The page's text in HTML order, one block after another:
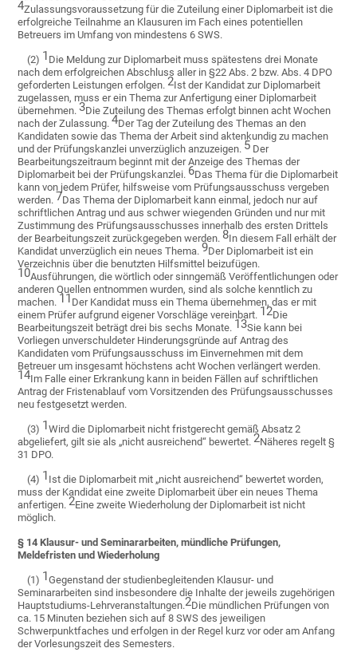
4Zulassungsvoraussetzung für die Zuteilung einer Diplomarbeit ist die
erfolgreiche Teilnahme an Klausuren im Fach eines potentiellen
Betreuers im Umfang von mindestens 6 SWS.
(2) 1 Die Meldung zur Diplomarbeit muss spätestens drei Monate
nach dem erfolgreichen Abschluss aller in §22 Abs. 2 bzw. Abs. 4 DPO
geforderten Leistungen erfolgen. 2Ist der Kandidat zur Diplomarbeit
zugelassen, muss er ein Thema zur Anfertigung einer Diplomarbeit
übernehmen.3Die Zuteilung des Themas erfolgt binnen acht Wochen
nach der Zulassung.4Der Tag der Zuteilung des Themas an den
Kandidaten sowie das Thema der Arbeit sind aktenkundig zu machen
und der Prüfungskanzlei unverzüglich anzuzeigen. 5 Der
Bearbeitungszeitraum beginnt mit der Anzeige des Themas der
Diplomarbeit bei der Prüfungskanzlei. 6Das Thema für die Diplomarbeit
kann von jedem Prüfer, hilfsweise vom Prüfungsausschuss vergeben
werden. 7Das Thema der Diplomarbeit kann einmal, jedoch nur auf
schriftlichen Antrag und aus schwer wiegenden Gründen und nur mit
Zustimmung des Prüfungsausschusses innerhalb des ersten Drittels
der Bearbeitungszeit zurückgegeben werden. 8In diesem Fall erhält der
Kandidat unverzüglich ein neues Thema. 9Der Diplomarbeit ist ein
Verzeichnis über die benutzten Hilfsmittel beizufügen.
10Ausführungen, die wörtlich oder sinngemäß Veröffentlichungen oder
anderen Quellen entnommen wurden, sind als solche kenntlich zu
machen. 11 Der Kandidat muss ein Thema übernehmen, das er mit
einem Prüfer aufgrund eigener Vorschläge vereinbart. 12Die
Bearbeitungszeit beträgt drei bis sechs Monate. 13Sie kann bei
Vorliegen unverschuldeter Hinderungsgründe auf Antrag des
Kandidaten vom Prüfungsausschuss im Einvernehmen mit dem
Betreuer um insgesamt höchstens acht Wochen verlängert werden.
14Im Falle einer Erkrankung kann in beiden Fällen auf schriftlichen
Antrag der Fristenablauf vom Vorsitzenden des Prüfungsausschusses
neu festgesetzt werden.
(3) 1Wird die Diplomarbeit nicht fristgerecht gemäß Absatz 2
abgeliefert, gilt sie als „nicht ausreichend“ bewertet. 2Näheres regelt §
31 DPO.
(4) 1 Ist die Diplomarbeit mit „nicht ausreichend“ bewertet worden,
muss der Kandidat eine zweite Diplomarbeit über ein neues Thema
anfertigen. 2Eine zweite Wiederholung der Diplomarbeit ist nicht
möglich.
§ 14 Klausur- und Seminararbeiten, mündliche Prüfungen,
Meldefristen und Wiederholung
(1) 1Gegenstand der studienbegleitenden Klausur- und
Seminararbeiten sind insbesondere die Inhalte der jeweils zugehörigen
Hauptstudiums-Lehrveranstaltungen.2Die mündlichen Prüfungen von
ca. 15 Minuten beziehen sich auf 8 SWS des jeweiligen
Schwerpunktfaches und erfolgen in der Regel kurz vor oder am Anfang
der Vorlesungszeit des Semesters.